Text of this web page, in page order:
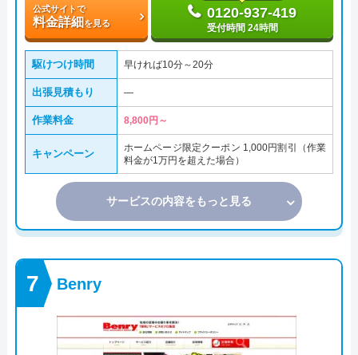
公式サイトで
料金詳細を見る
0120-937-419
受付時間 24時間
駆けつけ時間 早ければ10分～20分
出張見積もり ―
作業料金 8,800円～
キャンペーン
ホームページ限定クーポン 1,000円割引（作業
料金が1万円を超えた場合）
サービスの内容をもっと見る
Benry